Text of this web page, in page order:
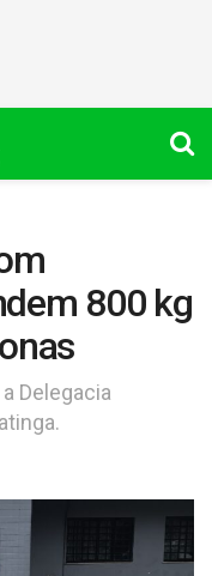
800 kg
Delegacia